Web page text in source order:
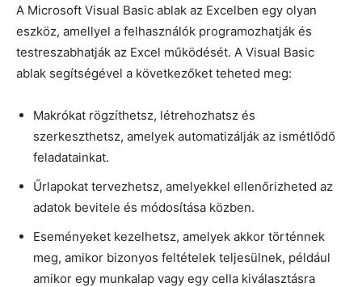
A Microsoft Visual Basic ablak az Excelben egy olyan
eszköz, amellyel a felhasználók programozhatják és
testreszabhatják az Excel működését. A Visual Basic
ablak segítségével a következőket teheted meg:
Makrókat rögzíthetsz, létrehozhatsz és
szerkeszthetsz, amelyek automatizálják az ismétlődő
feladatainkat.
Űrlapokat tervezhetsz, amelyekkel ellenőrizheted az
adatok bevitele és módosítása közben.
Eseményeket kezelhetsz, amelyek akkor történnek
meg, amikor bizonyos feltételek teljesülnek, például
amikor egy munkalap vagy egy cella kiválasztásra